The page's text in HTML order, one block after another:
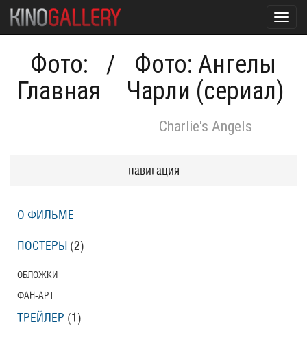
Фото:
Главная
/
Фото: Ангелы
Чарли (сериал)
Charlie's Angels
навигация
О ФИЛЬМЕ
ПОСТЕРЫ (2)
ОБЛОЖКИ
ФАН-АРТ
ТРЕЙЛЕР (1)